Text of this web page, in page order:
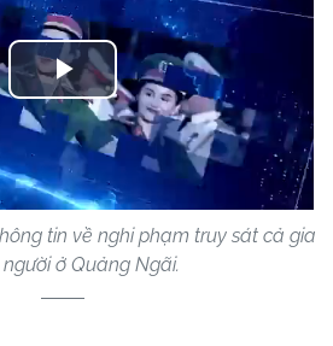
Play
Video
tin về nghi phạm truy sát cả gia
ở Quảng Ngãi.